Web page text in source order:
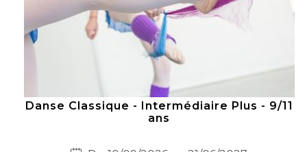
Danse Classique - Intermédiaire Plus - 9/11
ans